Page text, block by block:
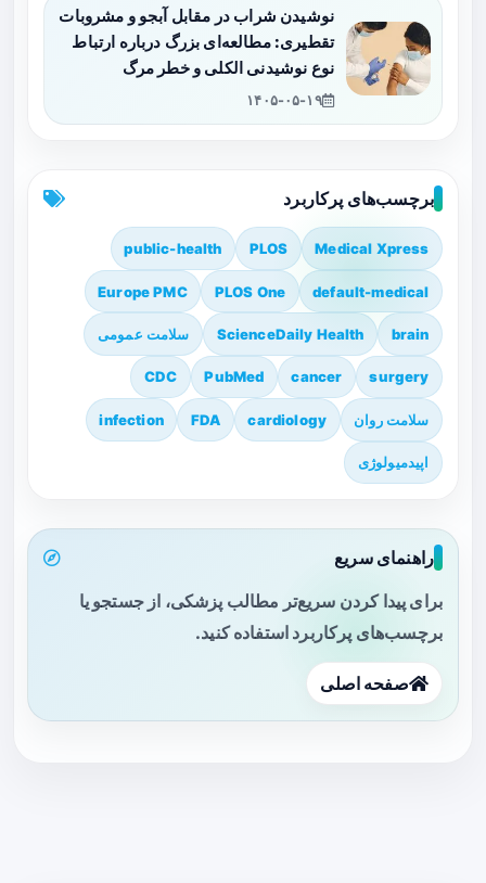
نوشیدن شراب در مقابل آبجو و مشروبات
تقطیری: مطالعه‌ای بزرگ درباره ارتباط
نوع نوشیدنی الکلی و خطر مرگ
۱۴۰۵-۰۵-۱۹
برچسب‌های پرکاربرد
Medical Xpress
PLOS
public-health
default-medical
PLOS One
Europe PMC
brain
ScienceDaily Health سلامت عمومی
surgery
cancer
PubMed
CDC
سلامت روان cardiology
FDA
infection
اپیدمیولوژی
راهنمای سریع
برای پیدا کردن سریع‌تر مطالب پزشکی، از جستجو یا
برچسب‌های پرکاربرد استفاده کنید.
صفحه اصلی